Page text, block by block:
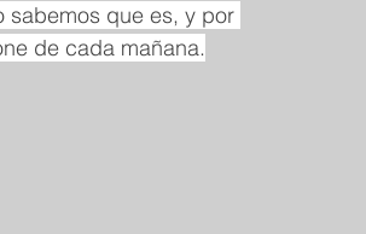
sabemos que es, y por
de cada mañana.